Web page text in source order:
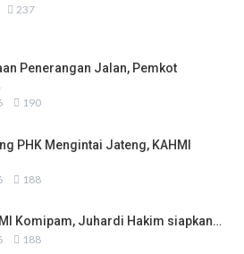
237
Penerangan Jalan, Pemkot
190
PHK Mengintai Jateng, KAHMI
188
Komipam, Juhardi Hakim siapkan…
188